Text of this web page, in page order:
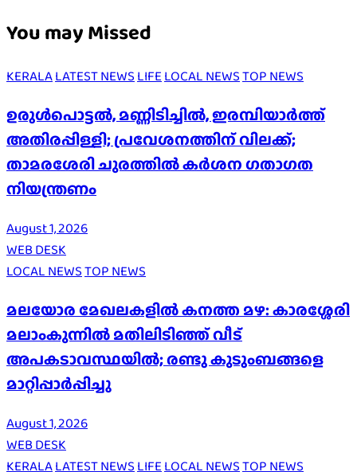
You may Missed
KERALALATEST NEWSLIFELOCAL NEWSTOP NEWS
ഉരുൾപൊട്ടൽ, മണ്ണിടിച്ചിൽ, ഇരമ്പിയാര്‍ത്ത്
അതിരപ്പിള്ളി; പ്രവേശനത്തിന് വിലക്ക്;
താമരശേരി ചുരത്തില്‍ കര്‍ശന ഗതാഗത
നിയന്ത്രണം
August 1, 2026
WEB DESK
LOCAL NEWSTOP NEWS
മലയോര മേഖലകളിൽ കനത്ത മഴ: കാരശ്ശേരി
മലാംകുന്നിൽ മതിലിടിഞ്ഞ് വീട്
അപകടാവസ്ഥയിൽ; രണ്ടു കുടുംബങ്ങളെ
മാറ്റിപ്പാർപ്പിച്ചു
August 1, 2026
WEB DESK
KERALALATEST NEWS LIFE LOCAL NEWSTOP NEWS